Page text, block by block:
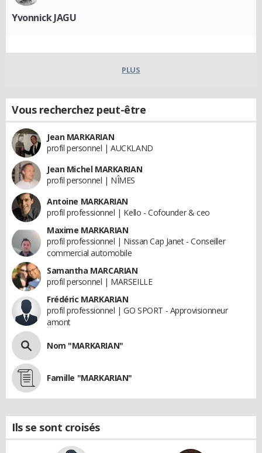
Yvonnick JAGU
PLUS
Vous recherchez peut-être
Jean MARKARIAN
profil personnel | AUCKLAND
Jean Michel MARKARIAN
profil personnel | NÎMES
Antoine MARKARIAN
profil professionnel | Kello - Cofounder & ceo
Maxime MARKARIAN
profil professionnel | Nissan Cap Janet - Conseiller
commercial automobile
Samantha MARCARIAN
profil personnel | MARSEILLE
Frédéric MARKARIAN
profil professionnel | GO SPORT - Approvisionneur
amont
Nom "MARKARIAN"
Famille "MARKARIAN"
Ils se sont croisés